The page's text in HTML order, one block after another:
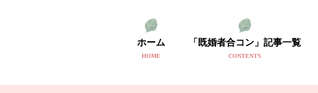
ホーム
HOME
「既婚者合コン」記事一覧
CONTENTS